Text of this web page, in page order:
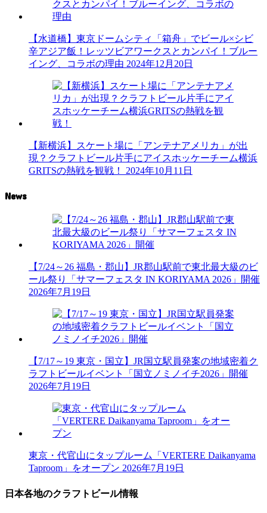
【水道橋】東京ドームシティ「箱舟」でビール×シビ
辛アジア飯！レッツビアワークスとカンパイ！ブルー
イング、コラボの理由 2024年12月20日
【新横浜】スケート場に「アンテナアメリカ」が出
現？クラフトビール片手にアイスホッケーチーム横浜
GRITSの熱戦を観戦！
2024年10月11日
News
【7/24～26 福島・郡山】JR郡山駅前で東北最大級のビ
ール祭り「サマーフェスタ IN KORIYAMA 2026」開催
2026年7月19日
【7/17～19 東京・国立】JR国立駅員発案の地域密着ク
ラフトビールイベント「国立ノミノイチ2026」開催
2026年7月19日
東京・代官山にタップルーム「VERTERE Daikanyama
Taproom」をオープン 2026年7月19日
日本各地のクラフトビール情報